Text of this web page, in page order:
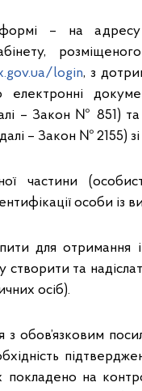
– на адресу
login, з
– Закон № 851)
– Закон № 2155)
частини
особи із
для отримання
створити та
осіб).
з обов’язковим
покладено на